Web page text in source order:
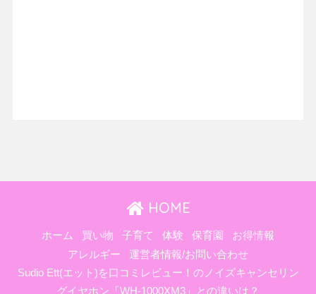
HOME
ホーム 買い物 子育て 体験 保育園
お得情報
アレルギー
運営者情報/お問い合わせ
Sudio Ett(エット)を口コミレビュー！のノイズキャンセリン
グイヤホン「WH-1000XM3」との違いは？